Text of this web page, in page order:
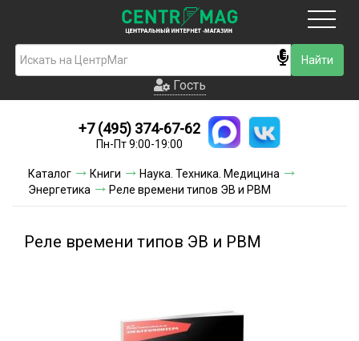
Гость
Новинки
Условия доставки
Контакты
Гость
+7 (495) 374-67-62
Пн-Пт 9:00-19:00
Каталог Книги
Наука. Техника. Медицина
Энергетика
Реле времени типов ЭВ и РВМ
Реле времени типов ЭВ и РВМ